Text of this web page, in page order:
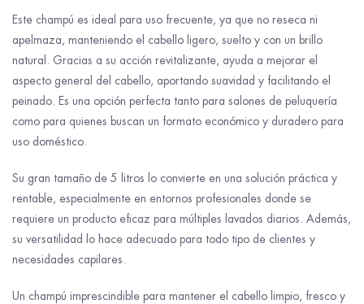
Este champú es ideal para uso frecuente, ya que no reseca ni
apelmaza, manteniendo el cabello ligero, suelto y con un brillo
natural. Gracias a su acción revitalizante, ayuda a mejorar el
aspecto general del cabello, aportando suavidad y facilitando el
peinado. Es una opción perfecta tanto para salones de peluquería
como para quienes buscan un formato económico y duradero para
uso doméstico.
Su gran tamaño de 5 litros lo convierte en una solución práctica y
rentable, especialmente en entornos profesionales donde se
requiere un producto eficaz para múltiples lavados diarios. Además,
su versatilidad lo hace adecuado para todo tipo de clientes y
necesidades capilares.
Un champú imprescindible para mantener el cabello limpio, fresco y